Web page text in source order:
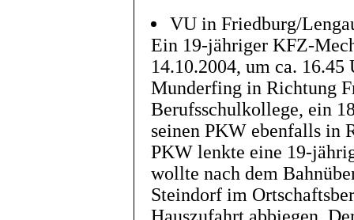
VU in Friedburg/
Ein 19-jähriger KFZ-
14.10.2004, um ca.
Munderfing in Richtung
Berufsschulkollege, ein
seinen PKW ebenfalls in
PKW lenkte eine 19-
wollte nach dem
Steindorf im